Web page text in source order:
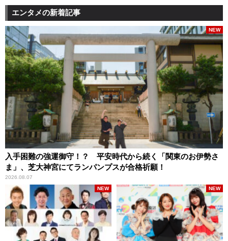
エンタメの新着記事
入手困難の強運御守！？ 平安時代から続く「関東のお伊勢さ
ま」、芝大神宮にてランパンプスが合格祈願！
2026.08.07
NEW
NEW NEW